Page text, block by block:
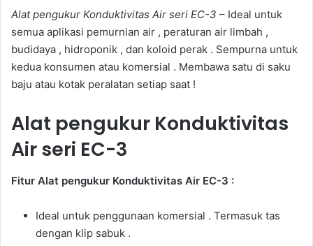
Alat pengukur Konduktivitas Air seri EC-3 – Ideal untuk
semua aplikasi pemurnian air , peraturan air limbah ,
budidaya , hidroponik , dan koloid perak . Sempurna untuk
kedua konsumen atau komersial . Membawa satu di saku
baju atau kotak peralatan setiap saat !
Alat pengukur Konduktivitas
Air seri EC-3
Fitur Alat pengukur Konduktivitas Air EC-3 :
Ideal untuk penggunaan komersial . Termasuk tas
dengan klip sabuk .